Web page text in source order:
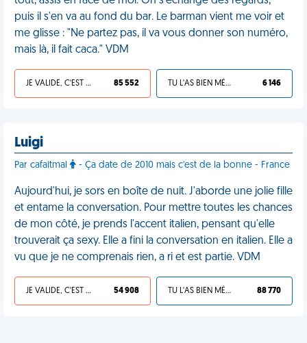
puis il s'en va au fond du bar. Le barman vient me voir et
me glisse : "Ne partez pas, il va vous donner son numéro,
mais là, il fait caca." VDM
JE VALIDE, C'EST UNE VDM 85 552 TU L'AS BIEN MÉRITÉ 6 146
Luigi
Par cafaitmal - Ça date de 2010 mais c'est de la bonne - France
Aujourd'hui, je sors en boîte de nuit. J'aborde une jolie fille
et entame la conversation. Pour mettre toutes les chances
de mon côté, je prends l'accent italien, pensant qu'elle
trouverait ça sexy. Elle a fini la conversation en italien. Elle a
vu que je ne comprenais rien, a ri et est partie. VDM
JE VALIDE, C'EST UNE VDM 54 908 TU L'AS BIEN MÉRITÉ 88 770